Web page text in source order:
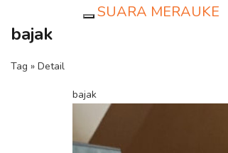
SUARA MERAUKE
bajak
Tag » Detail
bajak